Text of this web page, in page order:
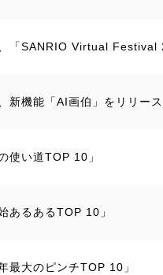
「SANRIO Virtual Festival
機能「AI画伯」をリリース
使い道TOP 10」
あるあるTOP 10」
最大のピンチTOP 10」